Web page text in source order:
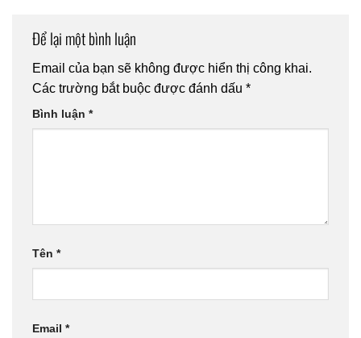
Để lại một bình luận
Email của bạn sẽ không được hiển thị công khai.
Các trường bắt buộc được đánh dấu *
Bình luận *
Tên *
Email *